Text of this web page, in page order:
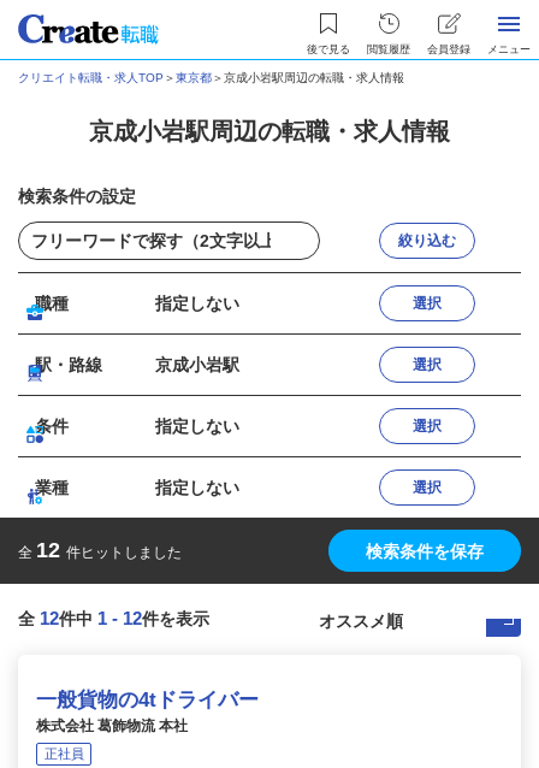
後で見る 閲覧履歴 会員登録 メニュー
クリエイト転職・求人TOP ＞東京都＞京成小岩駅周辺の転職・求人情報
京成小岩駅周辺の転職・求人情報
検索条件の設定
絞り込む
職種 指定しない 選択
駅・路線 京成小岩駅 選択
条件 指定しない 選択
業種 指定しない 選択
全 12 件ヒットしました 検索条件を保存
全 12件中 1 - 12件を表示
一般貨物の4tドライバー
株式会社 葛飾物流 本社
正社員